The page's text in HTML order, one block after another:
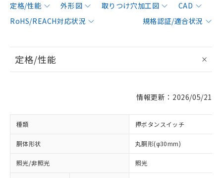
定格/性能 外形図 取りつけ穴加工図
CAD
RoHS/REACH対応状況
規格認証/適合状況
定格/性能
情報更新：2026/05/21
種類 押ボタンスイッチ
胴体形状 丸胴形(φ30mm)
照光/非照光 照光